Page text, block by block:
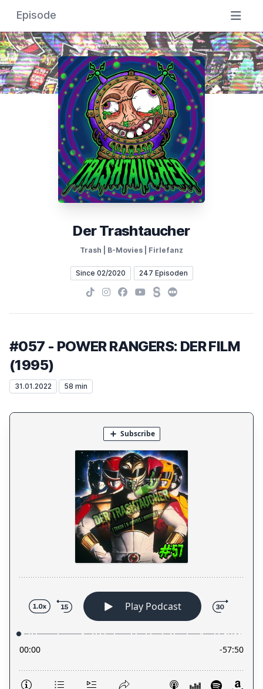
Episode
Der Trashtaucher
Trash | B-Movies | Firlefanz
Since 02/2020 247 Episoden
TikTokInstagram
Facebook
YouTube
SteadyLetterboxd
#057 - POWER RANGERS: DER FILM
(1995)
31.01.2022 58 min